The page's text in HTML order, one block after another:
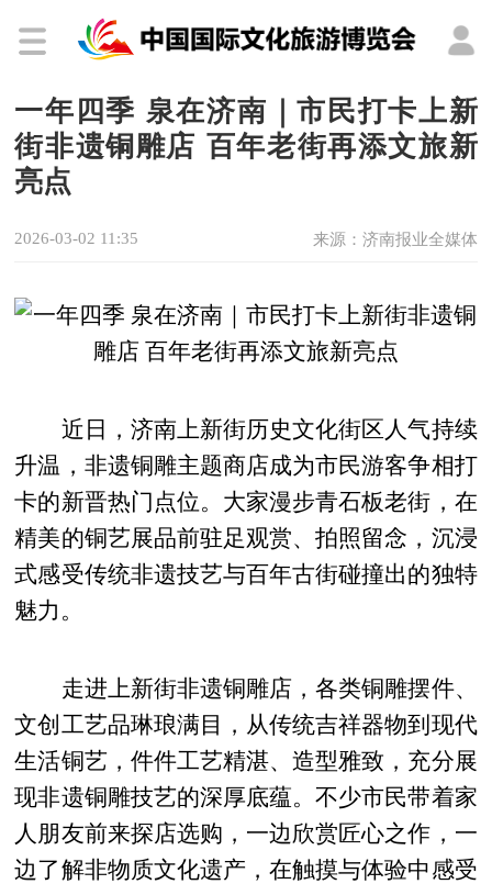
一年四季 泉在济南｜市民打卡上新
街非遗铜雕店 百年老街再添文旅新
亮点
2026-03-02 11:35 来源：济南报业全媒体
近日，济南上新街历史文化街区人气持续
升温，非遗铜雕主题商店成为市民游客争相打
卡的新晋热门点位。大家漫步青石板老街，在
精美的铜艺展品前驻足观赏、拍照留念，沉浸
式感受传统非遗技艺与百年古街碰撞出的独特
魅力。
走进上新街非遗铜雕店，各类铜雕摆件、
文创工艺品琳琅满目，从传统吉祥器物到现代
生活铜艺，件件工艺精湛、造型雅致，充分展
现非遗铜雕技艺的深厚底蕴。不少市民带着家
人朋友前来探店选购，一边欣赏匠心之作，一
边了解非物质文化遗产，在触摸与体验中感受